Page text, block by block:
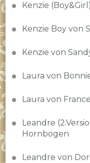
Kenzie
Kenzie Boy von
Kenzie von
Laura von
Laura von
Leandre
Hornbogen
Leandre von